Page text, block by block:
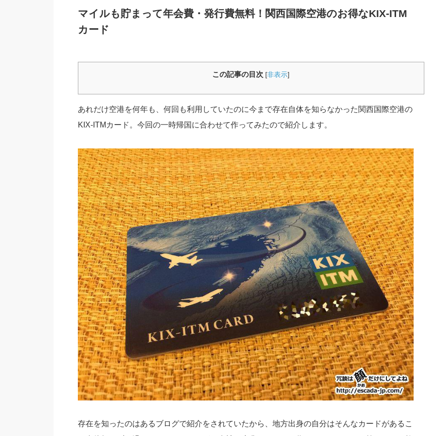
マイルも貯まって年会費・発行費無料！関西国際空港のお得なKIX-ITM
カード
この記事の目次 [非表示]
あれだけ空港を何年も、何回も利用していたのに今まで存在自体を知らなかった関西国際空港の
KIX-ITMカード。今回の一時帰国に合わせて作ってみたので紹介します。
存在を知ったのはあるブログで紹介をされていたから、地方出身の自分はそんなカードがあるこ